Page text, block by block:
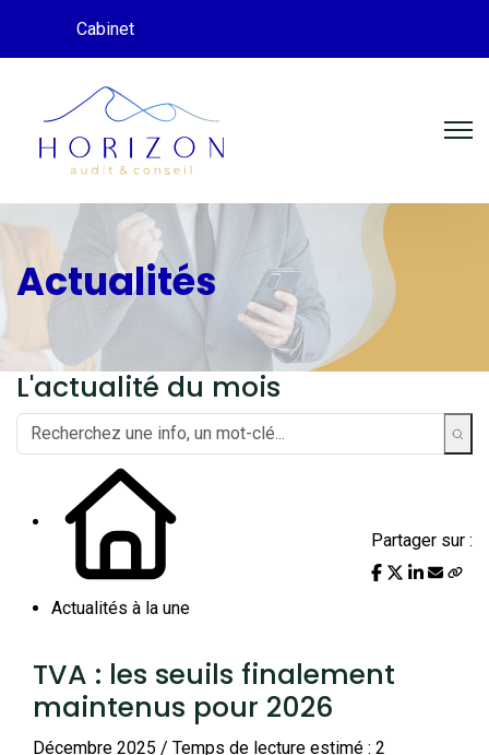
Cabinet
Actualités
L'actualité du mois
Actualités à la une
Partager sur :
TVA : les seuils finalement
maintenus pour 2026
Décembre 2025 / Temps de lecture estimé : 2